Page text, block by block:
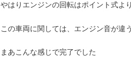
やはりエンジンの回転はポイント式よ
この車両に関しては、エンジン音が違
まあこんな感じで完了でした